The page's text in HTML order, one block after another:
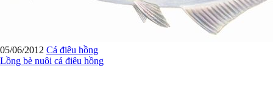
05/06/2012 Cá điêu hồng
Lồng bè nuôi cá điêu hồng